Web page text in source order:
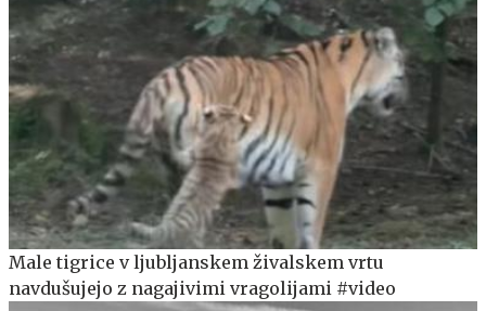
Male tigrice v ljubljanskem živalskem vrtu
navdušujejo z nagajivimi vragolijami #video